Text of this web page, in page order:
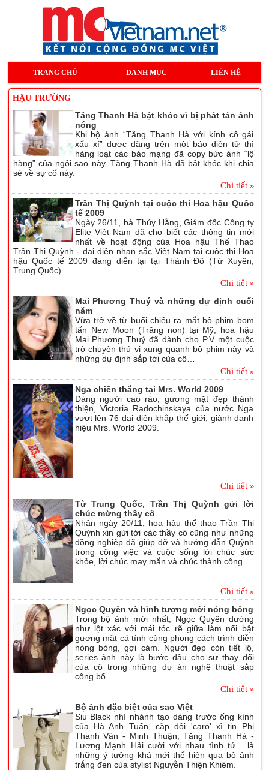
TRANG CHỦ DANH MỤC LIÊN HỆ
HẬU TRƯỜNG
Tăng Thanh Hà bật khóc vì bị phát tán ảnh
nóng
Khi bộ ảnh “Tăng Thanh Hà với kính cô gái
xấu xí” được đăng trên một báo điện tử thì
hàng loạt các báo mạng đã copy bức ảnh “lộ
hàng” của ngôi sao này. Tăng Thanh Hà đã bật khóc khi chia
sẻ về sự cố này.
Chi tiết »
Trần Thị Quỳnh tại cuộc thi Hoa hậu Quốc
tế 2009
Ngày 26/11, bà Thúy Hằng, Giám đốc Công ty
Elite Việt Nam đã cho biết các thông tin mới
nhất về hoạt động của Hoa hậu Thể Thao
Trần Thị Quỳnh - đại diện nhan sắc Việt Nam tại cuộc thi Hoa
hậu Quốc tế 2009 đang diễn tại tại Thành Đô (Tứ Xuyên,
Trung Quốc).
Chi tiết »
Mai Phương Thuý và những dự định cuối
năm
Vừa trở về từ buổi chiếu ra mắt bộ phim bom
tấn New Moon (Trăng non) tại Mỹ, hoa hậu
Mai Phương Thuý đã dành cho P.V một cuộc
trò chuyện thú vị xung quanh bộ phim này và
những dự định sắp tới của cô…
Chi tiết »
Nga chiến thắng tại Mrs. World 2009
Dáng người cao ráo, gương mặt đẹp thánh
thiện, Victoria Radochinskaya của nước Nga
vượt lên 76 đại diện khắp thế giới, giành danh
hiệu Mrs. World 2009.
Chi tiết »
Từ Trung Quốc, Trần Thị Quỳnh gửi lời
chúc mừng thầy cô
Nhân ngày 20/11, hoa hậu thể thao Trần Thị
Quỳnh xin gửi tới các thầy cô cũng như những
đồng nghiệp đã giúp đỡ và hướng dẫn Quỳnh
trong công việc và cuộc sống lời chúc sức
khỏe, lời chúc may mắn và chúc thành công.
Chi tiết »
Ngọc Quyên và hình tượng mới nóng bỏng
Trong bộ ảnh mới nhất, Ngọc Quyên dường
như lột xác với mái tóc rẽ giữa làm nổi bật
gương mặt cá tính cùng phong cách trình diễn
nóng bỏng, gợi cảm. Người đẹp còn tiết lộ,
series ảnh này là bước đầu cho sự thay đổi
của cô trong những dự án nghệ thuật sắp
công bố.
Chi tiết »
Bộ ảnh đặc biệt của sao Việt
Siu Black nhí nhảnh tạo dáng trước ống kính
của Hà Anh Tuấn, cặp đôi 'caro' xì tin Phi
Thanh Vân - Minh Thuận, Tăng Thanh Hà -
Lương Mạnh Hải cười với nhau tình tứ... là
những ý tưởng khá mới thể hiện qua bộ ảnh
trắng đen của stylist Nguyễn Thiện Khiêm.